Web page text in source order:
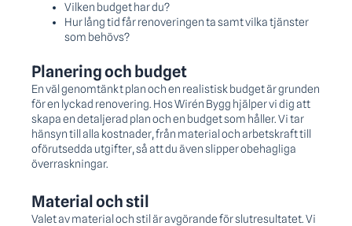
Vilken budget har du?
Hur lång tid får renoveringen ta samt vilka tjänster
som behövs?
Planering och budget
En väl genomtänkt plan och en realistisk budget är grunden
för en lyckad renovering. Hos Wirén Bygg hjälper vi dig att
skapa en detaljerad plan och en budget som håller. Vi tar
hänsyn till alla kostnader, från material och arbetskraft till
oförutsedda utgifter, så att du även slipper obehagliga
överraskningar.
Material och stil
Valet av material och stil är avgörande för slutresultatet. Vi